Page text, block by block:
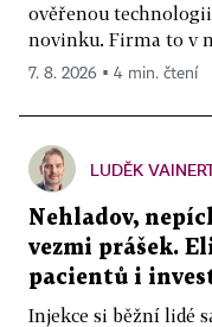
ověřenou
novinku. Firma to v
7. 8. 2026 ▪ 4 min. čtení
LUDĚK
Nehladov,
vezmi prášek.
pacientů i
Injekce si běžní lidé